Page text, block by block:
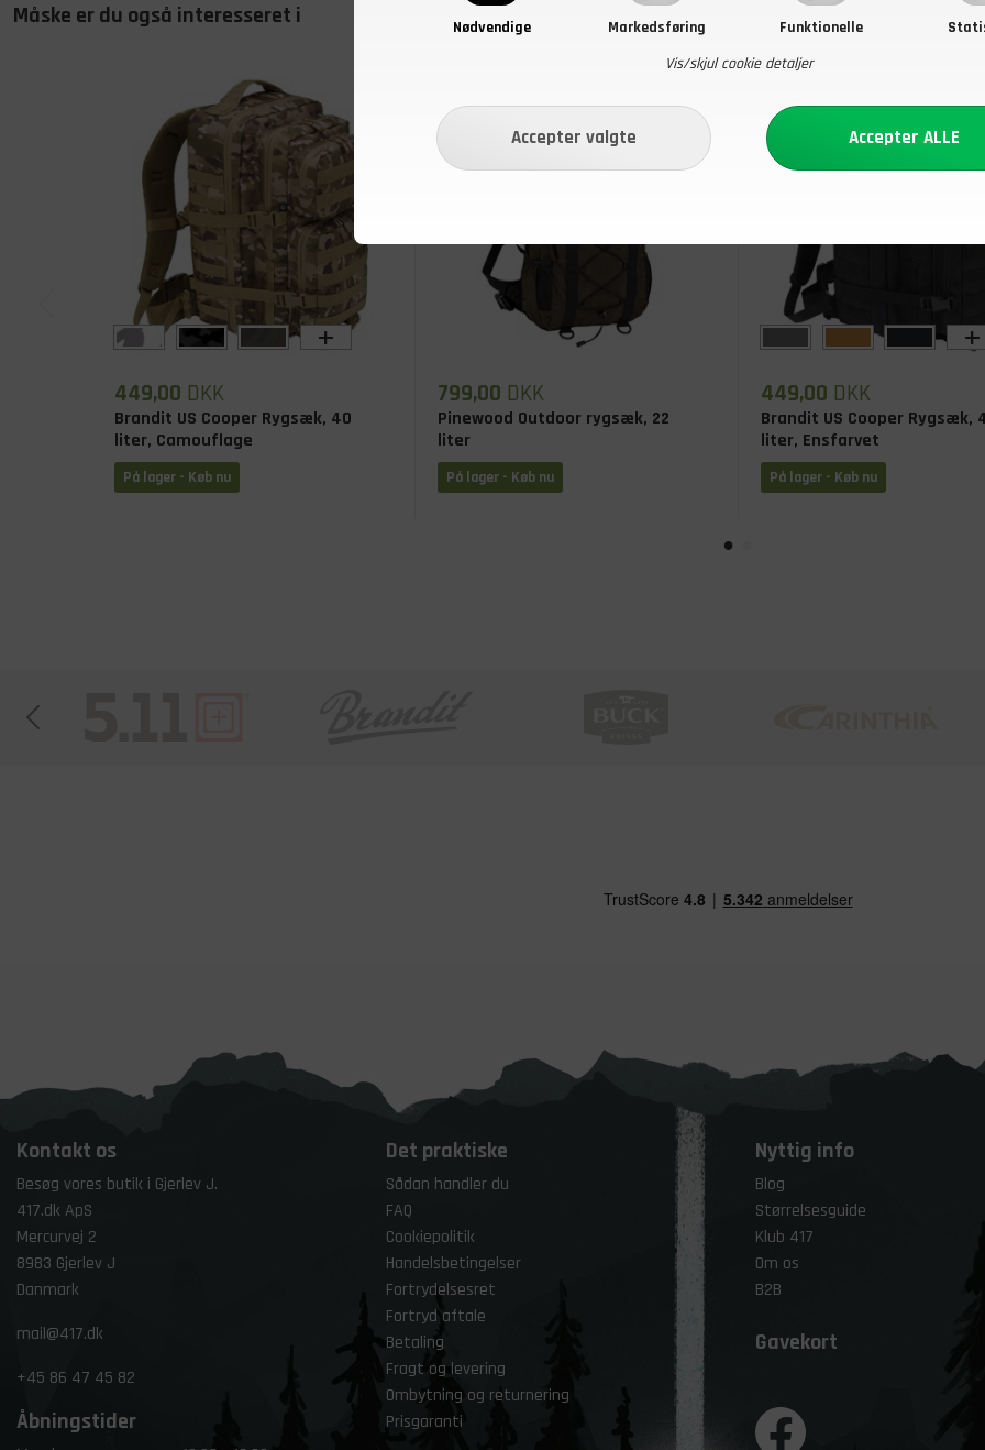
Nødvendige Markedsføring Funktionelle
Vis/skjul cookie detaljer
Måske er du også interesseret i
+
449,00 DKK
Brandit US Cooper Rygsæk, 40
liter, Camouflage
På lager - Køb nu
799,00 DKK
Pinewood Outdoor rygsæk, 22
liter
På lager - Køb nu
+
449,00 DKK
Brandit US Cooper Rygsæk,
liter, Ensfarvet
På lager - Køb nu
Kontakt os
Besøg vores butik i Gjerlev J.
417.dk ApS
Mercurvej 2
8983 Gjerlev J
Danmark
mail@417.dk
+45 86 47 45 82
Åbningstider
Det praktiske
Sådan handler du
FAQ
Cookiepolitik
Handelsbetingelser
Fortrydelsesret
Fortryd aftale
Betaling
Fragt og levering
Ombytning og returnering
Prisgaranti
Nyttig info
Blog
Størrelsesguide
Klub 417
Om os
B2B
Gavekort